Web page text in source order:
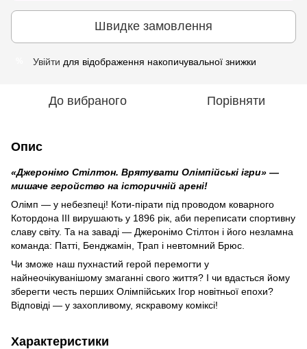
Швидке замовлення
Увійти для відображення накопичувальної знижки
До вибраного Порівняти
Опис
«Джеронімо Стілтон. Врятувати Олімпійські ігри» —
мишаче геройство на історичній арені!
Олімп — у небезпеці! Коти-пірати під проводом коварного
Котордона III вирушають у 1896 рік, аби переписати спортивну
славу світу. Та на заваді — Джеронімо Стілтон і його незламна
команда: Патті, Бенджамін, Трап і невтомний Брюс.
Чи зможе наш пухнастий герой перемогти у
найнеочікуванішому змаганні свого життя? І чи вдасться йому
зберегти честь перших Олімпійських Ігор новітньої епохи?
Відповіді — у захопливому, яскравому коміксі!
Характеристики